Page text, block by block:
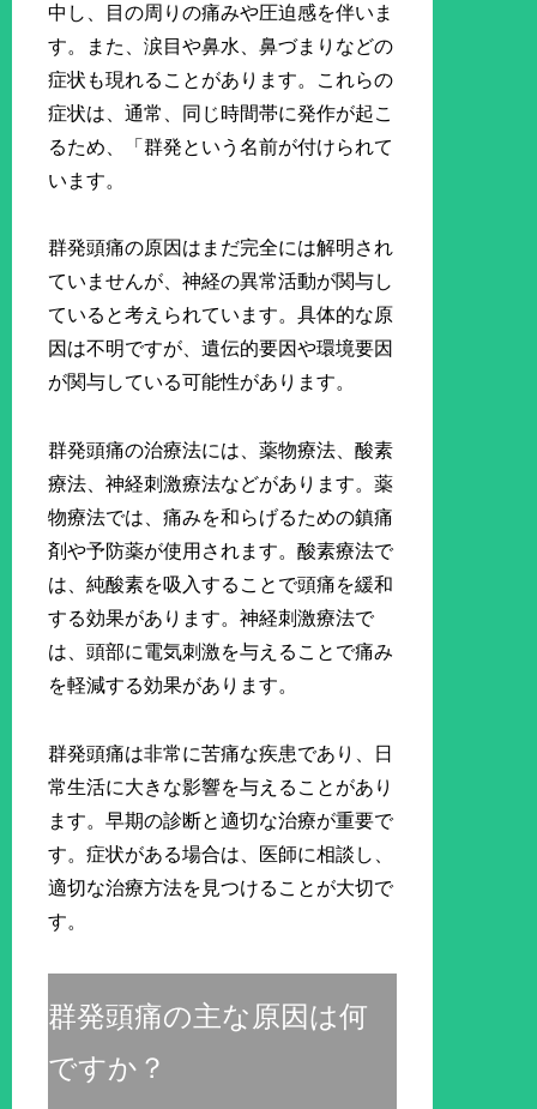
中し、目の周りの痛みや圧迫感を伴いま
す。また、涙目や鼻水、鼻づまりなどの
症状も現れることがあります。これらの
症状は、通常、同じ時間帯に発作が起こ
るため、「群発という名前が付けられて
います。
群発頭痛の原因はまだ完全には解明され
ていませんが、神経の異常活動が関与し
ていると考えられています。具体的な原
因は不明ですが、遺伝的要因や環境要因
が関与している可能性があります。
群発頭痛の治療法には、薬物療法、酸素
療法、神経刺激療法などがあります。薬
物療法では、痛みを和らげるための鎮痛
剤や予防薬が使用されます。酸素療法で
は、純酸素を吸入することで頭痛を緩和
する効果があります。神経刺激療法で
は、頭部に電気刺激を与えることで痛み
を軽減する効果があります。
群発頭痛は非常に苦痛な疾患であり、日
常生活に大きな影響を与えることがあり
ます。早期の診断と適切な治療が重要で
す。症状がある場合は、医師に相談し、
適切な治療方法を見つけることが大切で
す。
群発頭痛の主な原因は何
ですか？